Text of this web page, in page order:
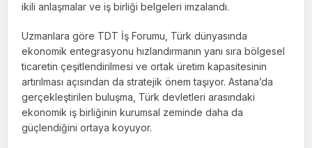
ikili anlaşmalar ve iş birliği belgeleri imzalandı.
Uzmanlara göre TDT İş Forumu, Türk dünyasında
ekonomik entegrasyonu hızlandırmanın yanı sıra bölgesel
ticaretin çeşitlendirilmesi ve ortak üretim kapasitesinin
artırılması açısından da stratejik önem taşıyor. Astana’da
gerçekleştirilen buluşma, Türk devletleri arasındaki
ekonomik iş birliğinin kurumsal zeminde daha da
güçlendiğini ortaya koyuyor.